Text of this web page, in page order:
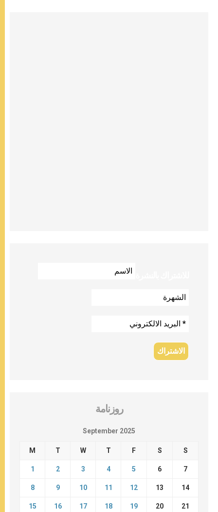
روزنامة
September 2025
M T W T F S S
1 2 3 4 5 6 7
8 9 10 11 12 13 14
15 16 17 18 19 20 21